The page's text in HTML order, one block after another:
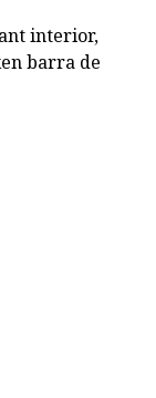
interior,
barra de